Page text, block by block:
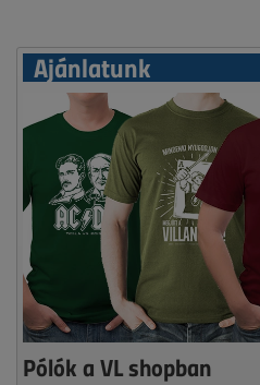
Ajánlatunk
Pólók a VL shopban